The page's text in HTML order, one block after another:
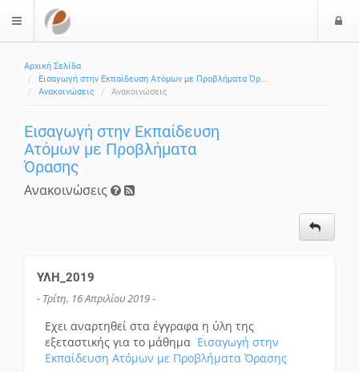
$langMenu
Αρχική Σελίδα
Εισαγωγή στην Εκπαίδευση Ατόμων με Προβλήματα Όρ...
Ανακοινώσεις
Ανακοινώσεις
Εισαγωγή στην Εκπαίδευση
Ατόμων με Προβλήματα
Όρασης
Ανακοινώσεις
ΥΛΗ_2019
- Τρίτη, 16 Απριλίου 2019 -
Εχει αναρτηθεί στα έγγραφα η ύλη της
εξεταστικής για το μάθημα Εισαγωγή στην
Εκπαίδευση Ατόμων με Προβλήματα Όρασης